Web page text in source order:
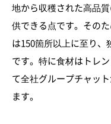
地から収穫された高品
供できる点です。その
は150箇所以上に至り
です。特に食材はトレ
て全社グループチャッ
ます。